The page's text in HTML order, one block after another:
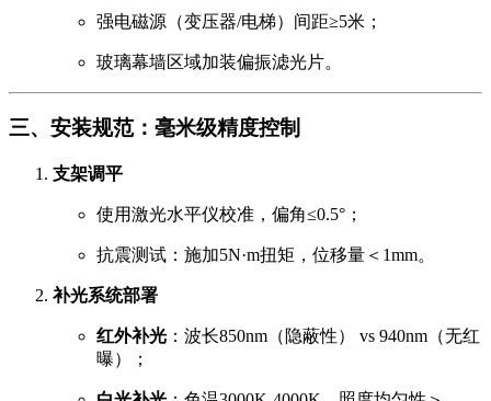
强电磁源（变压器/电梯）间距≥5米；
玻璃幕墙区域加装偏振滤光片。
三、安装规范：毫米级精度控制
支架调平
使用激光水平仪校准，偏角≤0.5°；
抗震测试：施加5N·m扭矩，位移量＜1mm。
补光系统部署
红外补光 ：波长850nm（隐蔽性） vs 940nm（无红
曝）；